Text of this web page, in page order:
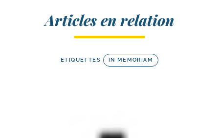
Articles en relation
ETIQUETTES IN MEMORIAM